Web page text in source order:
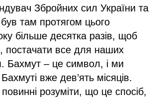
Збройних сил України та
там протягом цього
більше десятка разів, щоб
постачати все для наших
Бахмут – це символ, і ми
вже дев’ять місяців.
повинні розуміти, що це спосіб,